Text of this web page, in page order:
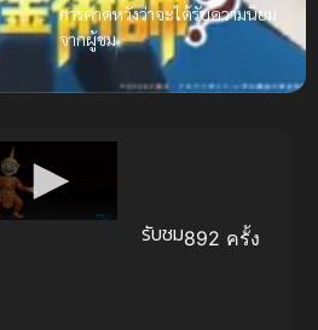
การคาดหวังว่าจะได้รับความนิยม
จากผู้ชม
รับชม892 ครั้ง